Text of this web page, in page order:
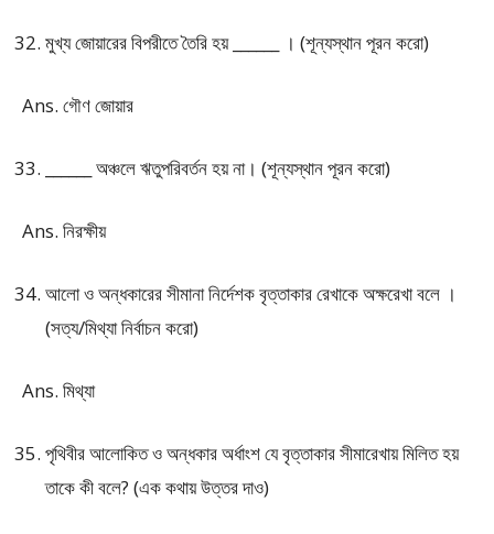
মুখ্য জোয়ারের বিপরীতে তৈরি হয় ______ । (শূন্যস্থান পূরন করো)
Ans. গৌণ জোয়ার
______ অঞ্চলে ঋতুপরিবর্তন হয় না। (শূন্যস্থান পূরন করো)
Ans. নিরক্ষীয়
আলো ও অন্ধকারের সীমানা নির্দেশক বৃত্তাকার রেখাকে অক্ষরেখা বলে ।
(সত্য/মিথ্যা নির্বাচন করো)
Ans. মিথ্যা
পৃথিবীর আলোকিত ও অন্ধকার অর্ধাংশ যে বৃত্তাকার সীমারেখায় মিলিত হয়
তাকে কী বলে? (এক কথায় উত্তর দাও)